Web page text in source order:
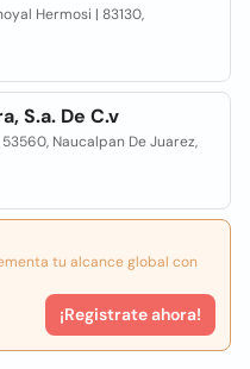
Hermosi | 83130,
S.a. De C.v
Naucalpan De Juarez,
tu alcance global con
¡Registrate ahora!